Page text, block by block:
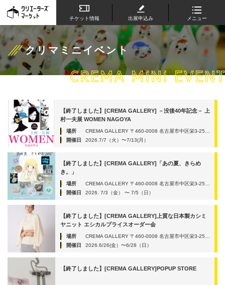
クリマミニイベント
CREMA MINI EVENT
【終了しました】[CREMA GALLERY] －没後40年記念－ 上
村一夫展 WOMEN NAGOYA
場所
開催日
2026.7/7（火）〜7/13(月）
【終了しました】[CREMA GALLERY]「あの夏、きらめ
き。」
場所
開催日
2026. 7/3（金） 〜 7/5（日）
【終了しました】[CREMA GALLERY]上質な日本製カシミ
ヤニット エシカルプライスオーダー会
場所
開催日
2026.6/26(金）〜6/28（日）
【終了しました】[CREMA GALLERY]POPUP STORE
チケット情報 出展申込み メニュー